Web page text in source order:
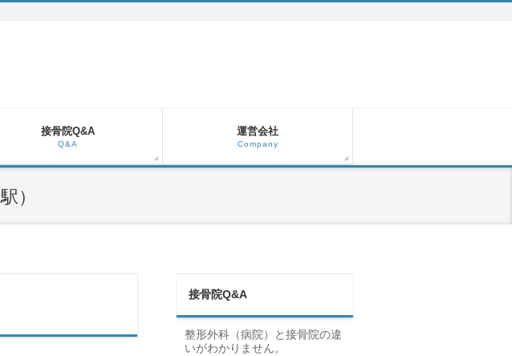
接骨院Q&A
Q&A
運営会社
Company
）
接骨院Q&A
整形外科（病院）と接骨院の違
いがわかりません。